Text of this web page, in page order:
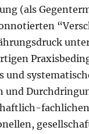
(als
und
und